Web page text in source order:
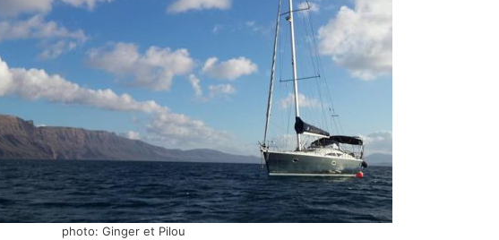
photo: Ginger et Pilou